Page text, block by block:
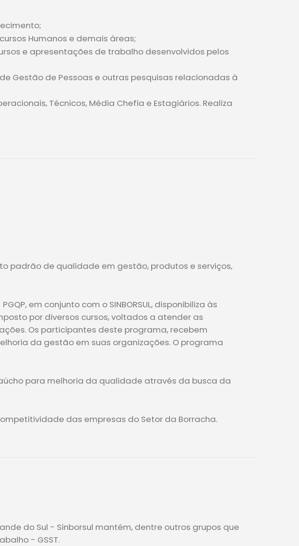
Humanos e demais áreas;
e apresentações de trabalho desenvolvidos pelos
Gestão de Pessoas e outras pesquisas relacionadas à
Técnicos, Média Chefia e Estagiários. Realiza
padrão de qualidade em gestão, produtos e serviços,
em conjunto com o SINBORSUL, disponibiliza às
por diversos cursos, voltados a atender as
Os participantes deste programa, recebem
da gestão em suas organizações. O programa
para melhoria da qualidade através da busca da
das empresas do Setor da Borracha.
do Sul - Sinborsul mantém, dentre outros grupos que
- GSST.